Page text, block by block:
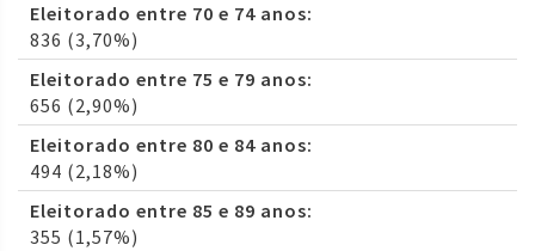
Eleitorado entre 70 e 74 anos:
836 (3,70%)
Eleitorado entre 75 e 79 anos:
656 (2,90%)
Eleitorado entre 80 e 84 anos:
494 (2,18%)
Eleitorado entre 85 e 89 anos:
355 (1,57%)